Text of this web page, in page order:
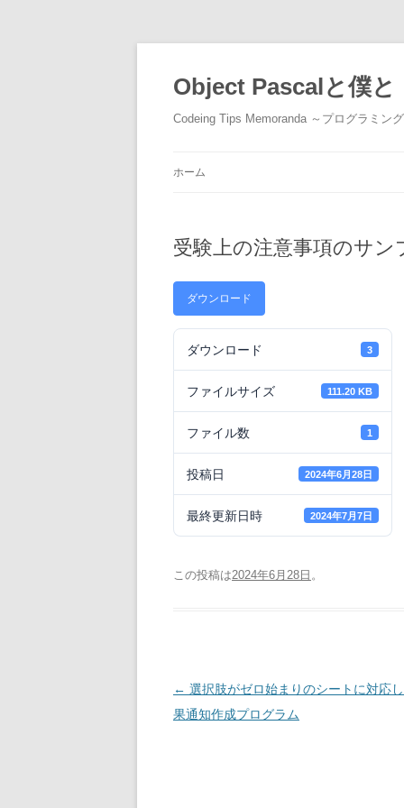
ン
ツ
へ
ス
Object Pascalと僕と
Codeing Tips Memoranda ～プログラミン
ホーム
受験上の注意事項のサン
ダウンロード
ダウンロード 3
ファイルサイズ 111.20 KB
ファイル数 1
投稿日 2024年6月28日
最終更新日時 2024年7月7日
この投稿は2024年6月28日 。
投
稿
← 選択肢がゼロ始まりのシートに対応
果通知作成プログラム